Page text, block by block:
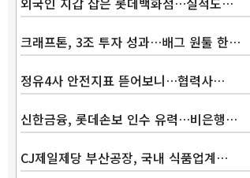
크래프톤, 3조 투자 성과…배그 원툴 한…
정유4사 안전지표 뜯어보니…협력사…
신한금융, 롯데손보 인수 유력…비은행…
CJ제일제당 부산공장, 국내 식품업계…